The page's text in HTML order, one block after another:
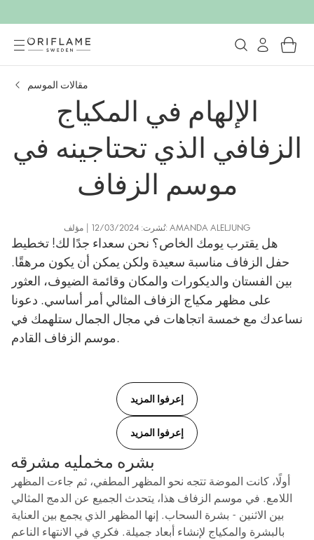
مقالات الموسم
الإلهام في المكياج
الزفافي الذي تحتاجينه في
موسم الزفاف
نُشرت: 12/03/2024 | مؤلف: AMANDA ALELJUNG
هل يقترب يومك الخاص؟ نحن سعداء جدًا لك! تخطيط
حفل الزفاف مناسبة سعيدة ولكن يمكن أن يكون مرهقًا.
بين الفستان والديكورات والمكان وقائمة الضيوف، العثور
على مظهر مكياج الزفاف المثالي أمر أساسي. دعونا
نساعدك مع خمسة اتجاهات في مجال الجمال ستلهمك في
موسم الزفاف القادم.
إعرفوا المزيد
إعرفوا المزيد
بشره مخمليه مشرقه
أولًا، كانت الموضة تتجه نحو المظهر المطفي، ثم جاءت المظهر
اللامع. في موسم الزفاف هذا، يتحدث الجميع عن الدمج المثالي
بين الاثنين - بشرة السحاب. إنها المظهر الذي يجمع بين العناية
بالبشرة والمكياج لإنشاء أبعاد جميلة. فكري في الانتهاء الناعم